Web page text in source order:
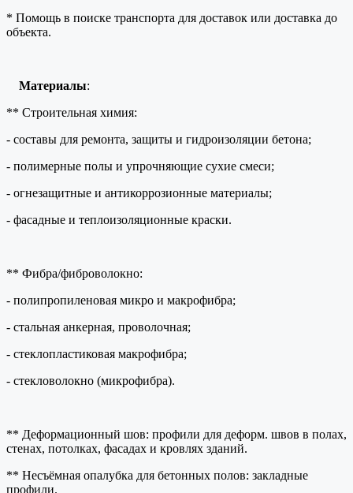
* Помощь в поиске транспорта для доставок или доставка до
объекта.
Материалы:
** Строительная химия:
- составы для ремонта, защиты и гидроизоляции бетона;
- полимерные полы и упрочняющие сухие смеси;
- огнезащитные и антикоррозионные материалы;
- фасадные и теплоизоляционные краски.
** Фибра/фиброволокно:
- полипропиленовая микро и макрофибра;
- стальная анкерная, проволочная;
- стеклопластиковая макрофибра;
- стекловолокно (микрофибра).
** Деформационный шов: профили для деформ. швов в полах,
стенах, потолках, фасадах и кровлях зданий.
** Несъёмная опалубка для бетонных полов: закладные
профили.